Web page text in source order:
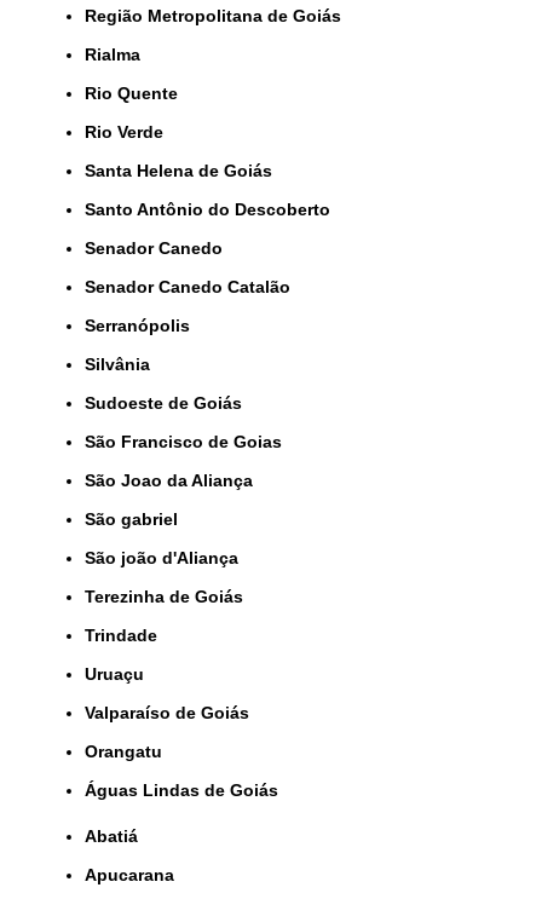
Região Metropolitana de Goiás
Rialma
Rio Quente
Rio Verde
Santa Helena de Goiás
Santo Antônio do Descoberto
Senador Canedo
Senador Canedo Catalão
Serranópolis
Silvânia
Sudoeste de Goiás
São Francisco de Goias
São Joao da Aliança
São gabriel
São joão d'Aliança
Terezinha de Goiás
Trindade
Uruaçu
Valparaíso de Goiás
orangatu
Águas Lindas de Goiás
Abatiá
Apucarana